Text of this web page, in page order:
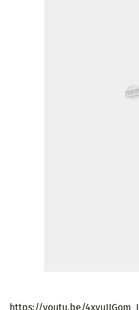
https://youtu.be/4xyuJJGom_I